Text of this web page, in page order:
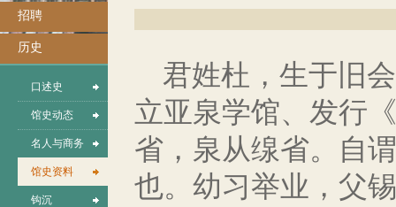
招聘
历史
口述史
馆史动态
名人与商务
馆史资料
钩沉
君姓杜，生于旧
立亚泉学馆、发行
省，泉从缐省。自
也。幼习举业，父